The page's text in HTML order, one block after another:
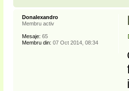
Donalexandro
Membru activ
Mesaje: 65
Membru din: 07 Oct 2014, 08:34